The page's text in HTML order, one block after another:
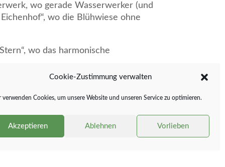
Cookie-Zustimmung verwalten
verwenden Cookies, um unsere Website und unseren Service zu optimieren.
Akzeptieren Ablehnen Vorlieben
wo gerade Wasserwerker (und
wo die Blühwiese ohne
wo das harmonische